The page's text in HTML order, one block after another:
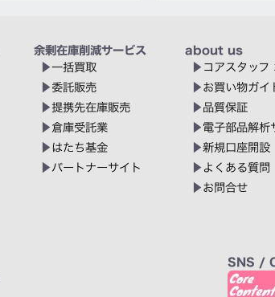
余剰在庫削減サービス
一括買取
委託販売
提携先在庫販売
倉庫受託業
はたち基金
パートナーサイト
about us
コアスタッフ
お買い物ガイ
品質保証
電子部品解析
新規口座開設
よくある質問
お問合せ
SNS /